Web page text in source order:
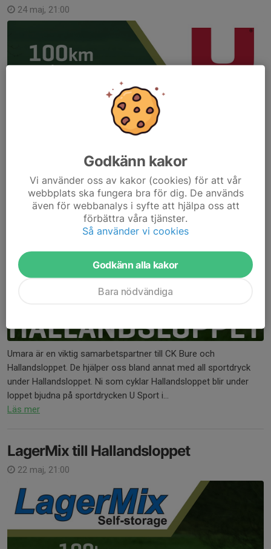
24 maj, 21:00
Umara är en viktig samarbetspartner till CK Bure och
Hallandsloppet. De hjälper oss bland annat med all sportdryck
under Hallandsloppet. Ni som cyklar Hallandsloppet blir under
loppet bjudna på sportdrycken U Sport i...
Läs mer
LagerMix till Hallandsloppet
22 maj, 21:00
Godkänn kakor
Vi använder oss av kakor (cookies) för att vår
webbplats ska fungera bra för dig. De används
även för webbanalys i syfte att hjälpa oss att
förbättra våra tjänster.
Så använder vi cookies
Godkänn alla kakor
Bara nödvändiga